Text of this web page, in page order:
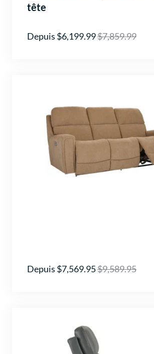
tête
Depuis $6,199.99$7,859.99
Depuis $7,569.95$9,589.95